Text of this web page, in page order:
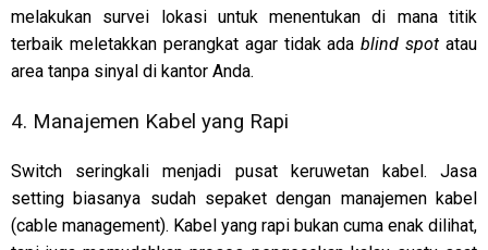
melakukan survei lokasi untuk menentukan di mana titik
terbaik meletakkan perangkat agar tidak adablind spot atau
area tanpa sinyal di kantor Anda.
4. Manajemen Kabel yang Rapi
Switch seringkali menjadi pusat keruwetan kabel. Jasa
setting biasanya sudah sepaket dengan manajemen kabel
(cable management). Kabel yang rapi bukan cuma enak dilihat,